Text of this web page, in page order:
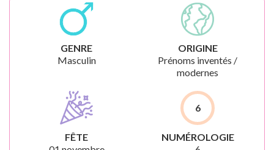
GENRE
Masculin
ORIGINE
Prénoms inventés /
modernes
FÊTE
6
NUMÉROLOGIE